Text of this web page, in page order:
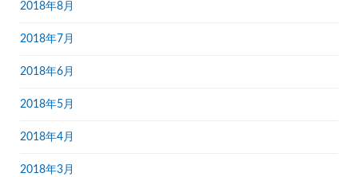
2018年8月
2018年7月
2018年6月
2018年5月
2018年4月
2018年3月